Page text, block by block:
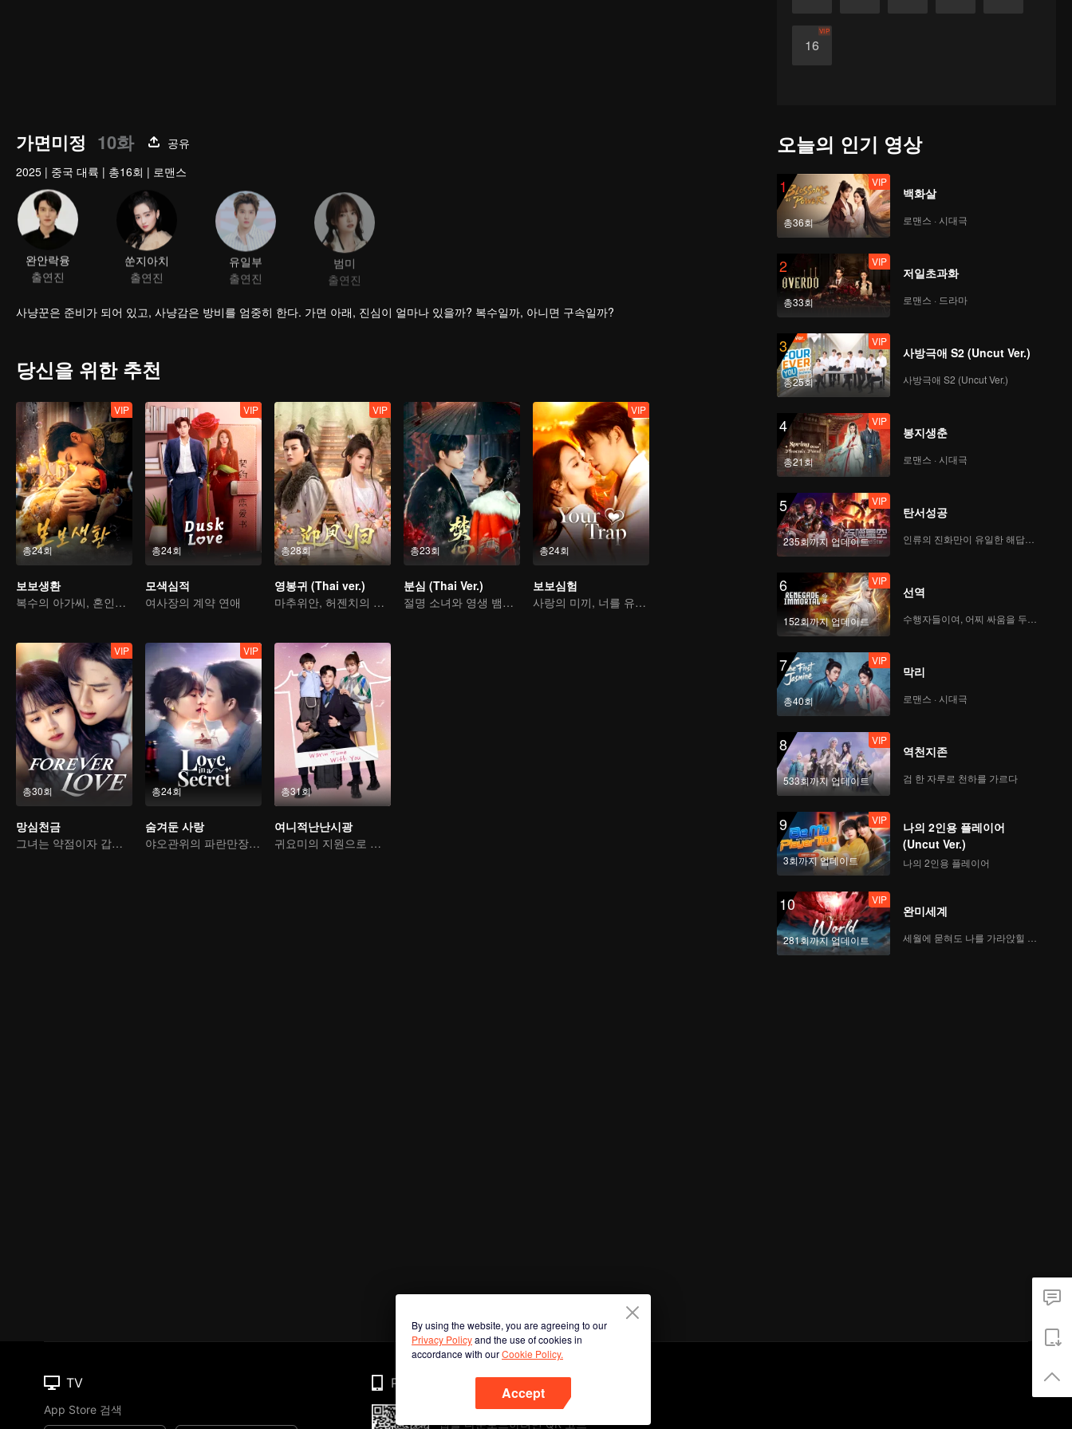
16
VIP
가면미정 10화
공유
2025 | 중국 대륙 | 총16회 | 로맨스
완안락융
출연진
쑨지아치
출연진
유일부
출연진
범미
출연진
사냥꾼은 준비가 되어 있고, 사냥감은 방비를 엄중히 한다. 가면 아래, 진심이 얼마나 있을까? 복수일까, 아니면 구속일까?
당신을 위한 추천
총24회
VIP
보보생환
복수의 아가씨, 혼인을 미끼로 재벌가에 시집간다
총24회
VIP
모색심적
여사장의 계약 연애
총28회
VIP
영봉귀 (Thai ver.)
마추위안, 허젠치의 인생 역습
총23회
분심 (Thai Ver.)
절명 소녀와 영생 뱀파이어의 지지고 볶는 이야기
총24회
VIP
보보심험
사랑의 미끼, 너를 유혹하다
총30회
VIP
망심천금
그녀는 약점이자 갑옷이다
총24회
VIP
숨겨둔 사랑
야오관위의 파란만장 연애사
총31회
여니적난난시광
귀요미의 지원으로 가짜 부부에서 진짜 로맨스로
오늘의 인기 영상
1
총36회
VIP
백화살
로맨스 · 시대극
2
총33회
VIP
저일초과화
로맨스 · 드라마
3
총25회
VIP
사방극애 S2 (Uncut Ver.)
사방극애 S2 (Uncut Ver.)
4
총21회
VIP
봉지생춘
로맨스 · 시대극
5
235회까지 업데이트
VIP
탄서성공
인류의 진화만이 유일한 해답이다
6
152회까지 업데이트
VIP
선역
7
총40회
VIP
막리
로맨스 · 시대극
8
533회까지 업데이트
VIP
역천지존
검 한 자루로 천하를 가르다
9
3회까지 업데이트
VIP
나의 2인용 플레이어
(Uncut Ver.)
나의 2인용 플레이어
10
281회까지 업데이트
VIP
완미세계
By using the website, you are agreeing to our
Privacy Policyand the use of cookies in
accordance with ourCookie Policy.
Accept
TV
App Store 검색
Phone
앱을 다운로드하려면 QR 코드